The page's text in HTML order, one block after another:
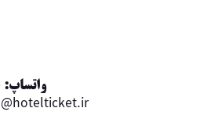
واتساپ: 700-80-79-0912